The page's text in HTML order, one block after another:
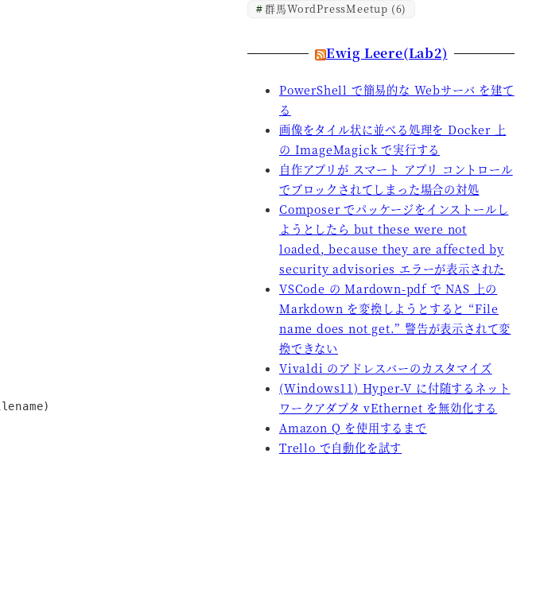
群馬WordPressMeetup (6)
Ewig Leere(Lab2)
PowerShell で簡易的な Webサーバ を建て
る
画像をタイル状に並べる処理を Docker 上
の ImageMagick で実行する
自作アプリが スマート アプリ コントロール
でブロックされてしまった場合の対処
Composer でパッケージをインストールし
ようとしたら but these were not
loaded, because they are affected by
security advisories エラーが表示された
VSCode の Mardown-pdf で NAS 上の
Markdown を変換しようとすると “File
name does not get.” 警告が表示されて変
換できない
Vivaldi のアドレスバーのカスタマイズ
(Windows11) Hyper-V に付随するネット
ワークアダプタ vEthernet を無効化する
Amazon Q を使用するまで
Trello で自動化を試す